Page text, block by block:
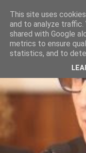
This site uses
and to analyze traffic.
shared with Google
metrics to ensure
statistics, and to